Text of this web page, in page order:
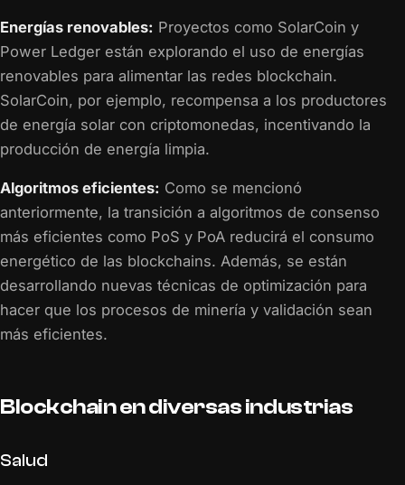
Energías renovables: Proyectos como SolarCoin y
Power Ledger están explorando el uso de energías
renovables para alimentar las redes blockchain.
SolarCoin, por ejemplo, recompensa a los productores
de energía solar con criptomonedas, incentivando la
producción de energía limpia.
Algoritmos eficientes: Como se mencionó
anteriormente, la transición a algoritmos de consenso
más eficientes como PoS y PoA reducirá el consumo
energético de las blockchains. Además, se están
desarrollando nuevas técnicas de optimización para
hacer que los procesos de minería y validación sean
más eficientes.
Blockchain en diversas industrias
Salud